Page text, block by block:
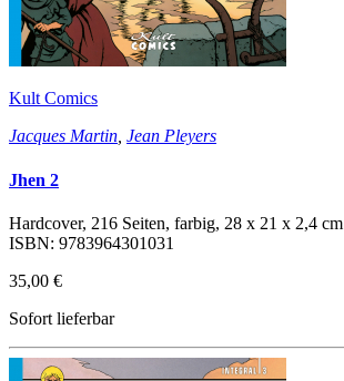
Kult Comics
Jacques Martin, Jean Pleyers
Jhen 2
Hardcover, 216 Seiten, farbig, 28 x 21 x 2,4 cm
ISBN: 9783964301031
35,00 €
Sofort lieferbar